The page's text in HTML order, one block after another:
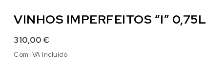
VINHOS IMPERFEITOS “I” 0,75L
310,00€
Com IVA Incluído